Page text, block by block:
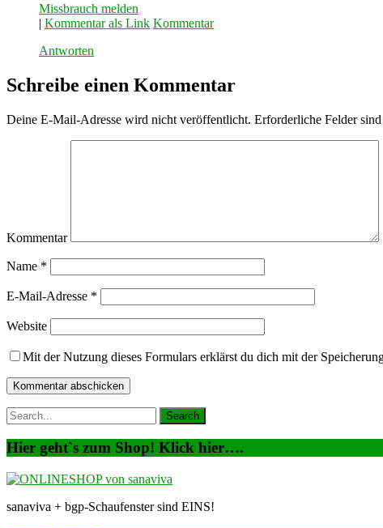
Missbrauch melden
| Kommentar als Link Kommentar
Antworten
Schreibe einen Kommentar
Deine E-Mail-Adresse wird nicht veröffentlicht. Erforderliche Felder
Kommentar
Name *
E-Mail-Adresse *
Website
Mit der Nutzung dieses Formulars erklärst du dich mit der
Hier geht`s zum Shop! Klick hier….
sanaviva + bgp-Schaufenster sind EINS!